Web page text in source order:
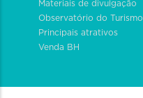
Materiais de divulgação
Observatório do Turismo
Principais atrativos
Venda BH